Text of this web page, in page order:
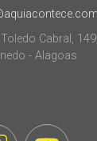
Cabral,
- Alagoas